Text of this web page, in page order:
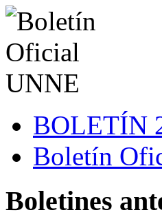
BOLETÍN
Boletín
Boletines